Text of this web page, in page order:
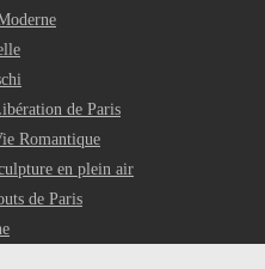
de Paris
Romantique
en plein air
de Paris